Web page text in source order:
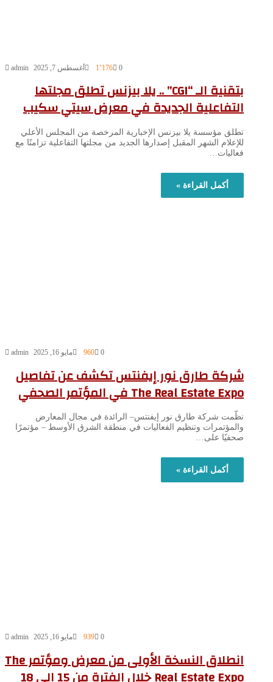
admin أغسطس 7, 2025 0 1٬176
بتقنية الـ “CGI” .. يلا بيزنس تطلق مجلتها
التفاعلية الجديدة في معرض سيتي سكيب
تطلق مؤسسة يلا بيزنس الإخبارية المرخصة من المجلس الأعلي
للإعلام الشهر المقبل إصدارها الجديد من مجلتها التفاعلية تزامنًا مع
فعاليات…
أكمل القراءة »
admin مايو 16, 2025 0
960
شركة طارق نور إيفنتس تكشف عن تفاصيل
The Real Estate Expo في المؤتمر الصحفي
نظّمت شركة طارق نور إيفنتس– الرائدة في مجال المعارض
والمؤتمرات وتنظيم الفعاليات في منطقة الشرق الأوسط – مؤتمرًا
صحفيًا على…
أكمل القراءة »
admin مايو 16, 2025 0
939
انطلاق النسخة الأولى من معرض ومؤتمر The
Real Estate Expo خلال الفترة من 15 إلى 18